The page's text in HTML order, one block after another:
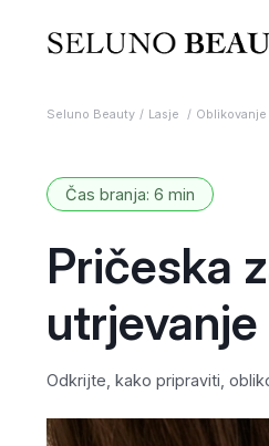
Seluno Beauty Lasje Oblikovanje
Čas branja: 6 min
Pričeska
utrjevanje
Odkrijte, kako pripraviti,